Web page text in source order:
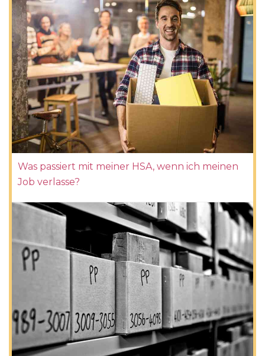
Was passiert mit meiner HSA, wenn ich meinen
Job verlasse?